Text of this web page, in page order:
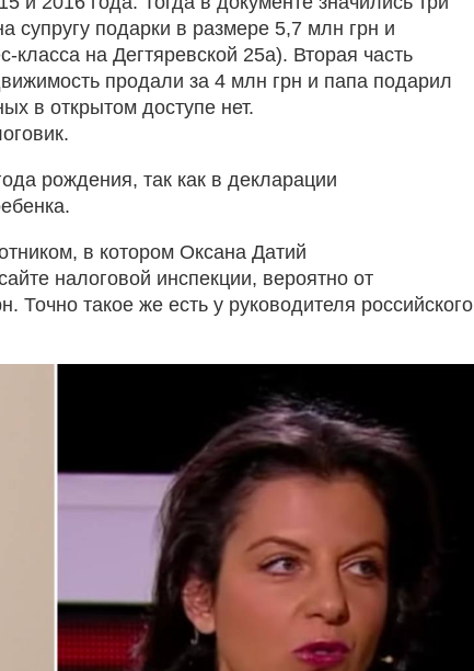
супругу подарки в размере 5,7 млн грн и
на Дегтяревской 25а). Вторая часть
продали за 4 млн грн и папа подарил
в открытом доступе нет.
рождения, так как в декларации
в котором Оксана Датий
налоговой инспекции, вероятно от
Точно такое же есть у руководителя российского